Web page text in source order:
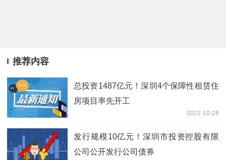
推荐内容
总投资1487亿元！深圳4个保障性租赁住
房项目率先开工
2022-10-28
发行规模10亿元！深圳市投资控股有限
公司公开发行公司债券